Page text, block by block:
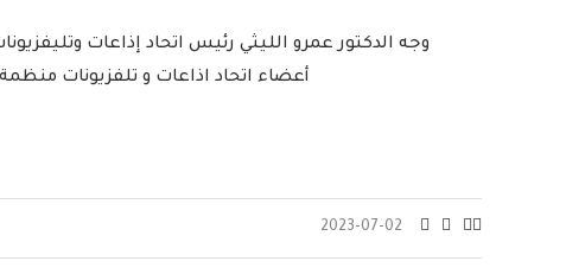
وجه الدكتور عمرو الليثي رئيس اتحاد إذاعات
أعضاء اتحاد اذاعات و تلفزيونات
2023-07-02